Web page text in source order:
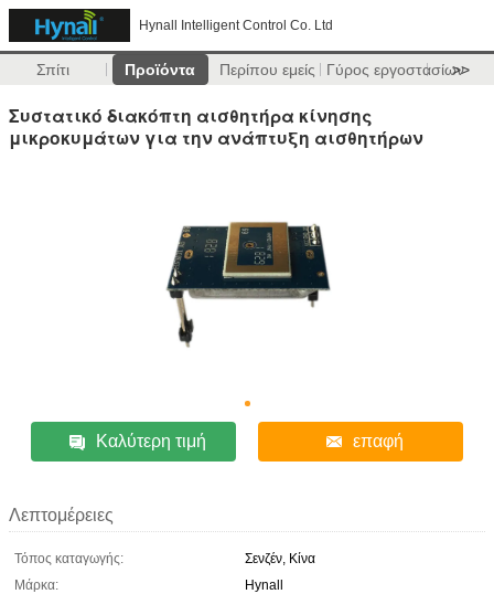
Hynall Intelligent Control Co. Ltd
Σπίτι Προϊόντα Περίπου εμείς Γύρος εργοστασίων
>>
Συστατικό διακόπτη αισθητήρα κίνησης
μικροκυμάτων για την ανάπτυξη αισθητήρων
Καλύτερη τιμή επαφή
Λεπτομέρειες
Τόπος καταγωγής:
Σενζέν, Κίνα
Μάρκα:
Hynall